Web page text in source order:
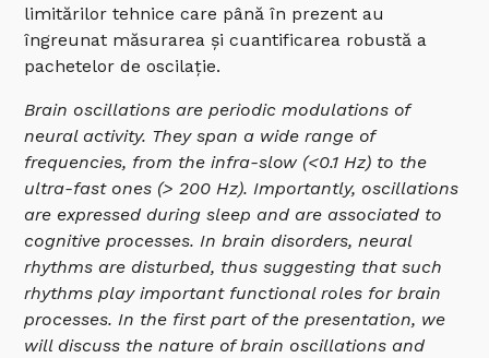
limitărilor tehnice care până în prezent au
îngreunat măsurarea și cuantificarea robustă a
pachetelor de oscilație.
Brain oscillations are periodic modulations of
neural activity. They span a wide range of
frequencies, from the infra-slow (<0.1 Hz) to the
ultra-fast ones (> 200 Hz). Importantly, oscillations
are expressed during sleep and are associated to
cognitive processes. In brain disorders, neural
rhythms are disturbed, thus suggesting that such
rhythms play important functional roles for brain
processes. In the first part of the presentation, we
will discuss the nature of brain oscillations and